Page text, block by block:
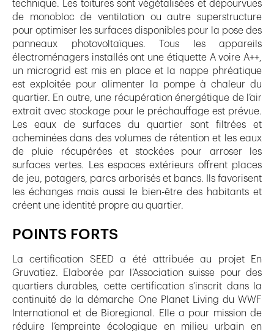
technique. Les toitures sont végétalisées et dépourvues
de monobloc de ventilation ou autre superstructure
pour optimiser les surfaces disponibles pour la pose des
panneaux photovoltaïques. Tous les appareils
électroménagers installés ont une étiquette A voire A++,
un microgrid est mis en place et la nappe phréatique
est exploitée pour alimenter la pompe à chaleur du
quartier. En outre, une récupération énergétique de l’air
extrait avec stockage pour le préchauffage est prévue.
Les eaux de surfaces du quartier sont filtrées et
acheminées dans des volumes de rétention et les eaux
de pluie récupérées et stockées pour arroser les
surfaces vertes. Les espaces extérieurs offrent places
de jeu, potagers, parcs arborisés et bancs. Ils favorisent
les échanges mais aussi le bien-être des habitants et
créent une identité propre au quartier.
POINTS FORTS
La certification SEED a été attribuée au projet En
Gruvatiez. Elaborée par l’Association suisse pour des
quartiers durables, cette certification s’inscrit dans la
continuité de la démarche One Planet Living du WWF
International et de Bioregional. Elle a pour mission de
réduire l’empreinte écologique en milieu urbain en